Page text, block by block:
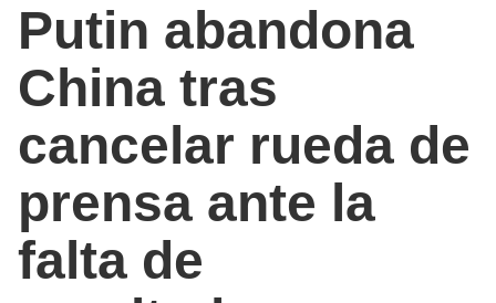
Putin abandona
China tras
cancelar rueda de
prensa ante la
falta de